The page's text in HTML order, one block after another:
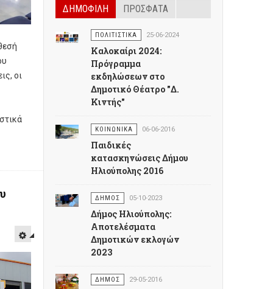
οι
ΔΗΜΟΦΙΛΗ ΠΡΟΣΦΑΤΑ
ΠΟΛΙΤΙΣΤΙΚΑ 25-06-2024
Καλοκαίρι 2024:
Πρόγραμμα
εκδηλώσεων στο
Δημοτικό Θέατρο "Δ.
Κιντής"
ΚΟΙΝΩΝΙΚΑ 06-06-2016
Παιδικές
κατασκηνώσεις Δήμου
Ηλιούπολης 2016
ΔΗΜΟΣ 05-10-2023
Δήμος Ηλιούπολης:
Αποτελέσματα
Δημοτικών εκλογών
2023
ΔΗΜΟΣ 29-05-2016